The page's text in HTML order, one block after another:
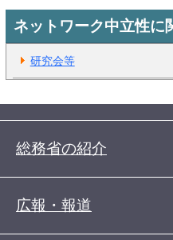
ネットワーク中立性に
研究会等
総務省の紹介
広報・報道